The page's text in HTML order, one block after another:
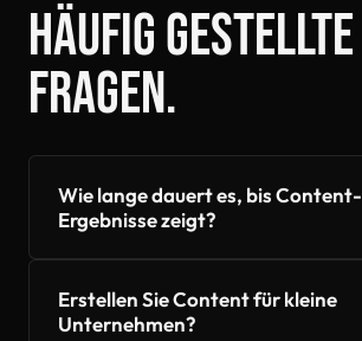
HÄUFIG GESTELLTE
FRAGEN.
Wie lange dauert es, bis
Ergebnisse zeigt?
Erstellen Sie Content für kleine
Unternehmen?